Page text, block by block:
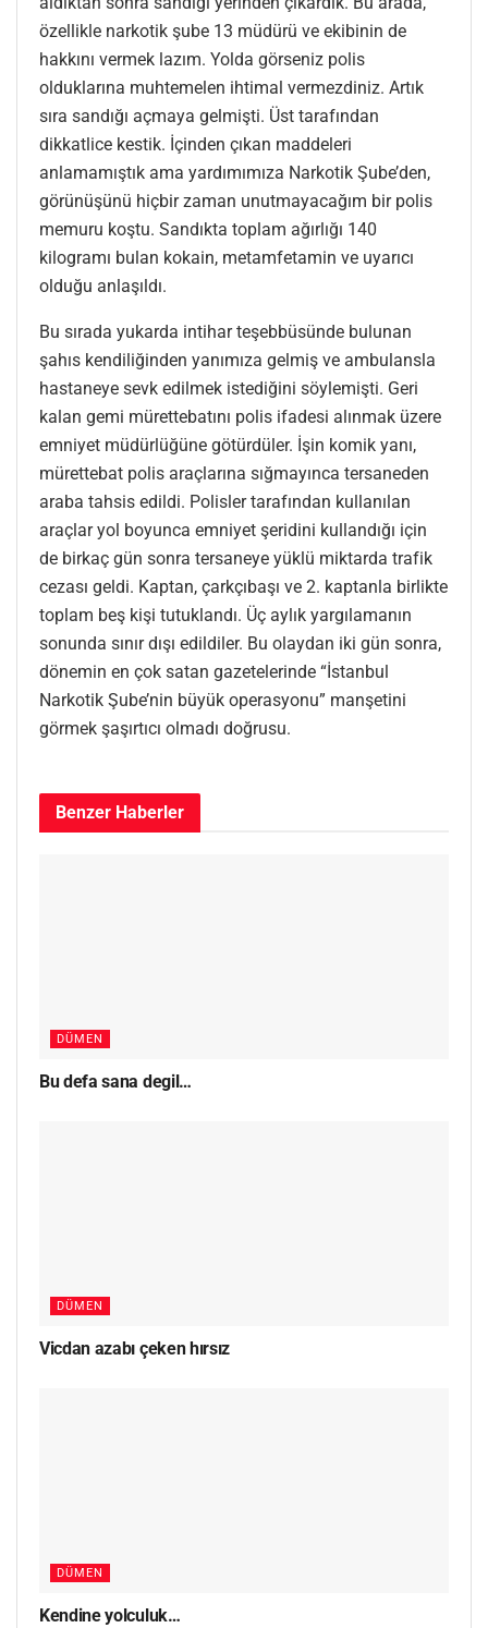
özellikle narkotik şube 13 müdürü ve ekibinin de
hakkını vermek lazım. Yolda görseniz polis
olduklarına muhtemelen ihtimal vermezdiniz. Artık
sıra sandığı açmaya gelmişti. Üst tarafından
dikkatlice kestik. İçinden çıkan maddeleri
anlamamıştık ama yardımımıza Narkotik Şube’den,
görünüşünü hiçbir zaman unutmayacağım bir polis
memuru koştu. Sandıkta toplam ağırlığı 140
kilogramı bulan kokain, metamfetamin ve uyarıcı
olduğu anlaşıldı.
Bu sırada yukarda intihar teşebbüsünde bulunan
şahıs kendiliğinden yanımıza gelmiş ve ambulansla
hastaneye sevk edilmek istediğini söylemişti. Geri
kalan gemi mürettebatını polis ifadesi alınmak üzere
emniyet müdürlüğüne götürdüler. İşin komik yanı,
mürettebat polis araçlarına sığmayınca tersaneden
araba tahsis edildi. Polisler tarafından kullanılan
araçlar yol boyunca emniyet şeridini kullandığı için
de birkaç gün sonra tersaneye yüklü miktarda trafik
cezası geldi. Kaptan, çarkçıbaşı ve 2. kaptanla birlikte
toplam beş kişi tutuklandı. Üç aylık yargılamanın
sonunda sınır dışı edildiler. Bu olaydan iki gün sonra,
dönemin en çok satan gazetelerinde “İstanbul
Narkotik Şube’nin büyük operasyonu” manşetini
görmek şaşırtıcı olmadı doğrusu.
Benzer Haberler
DÜMEN
Bu defa sana degil…
DÜMEN
Vicdan azabı çeken hırsız
DÜMEN
Kendine yolculuk…